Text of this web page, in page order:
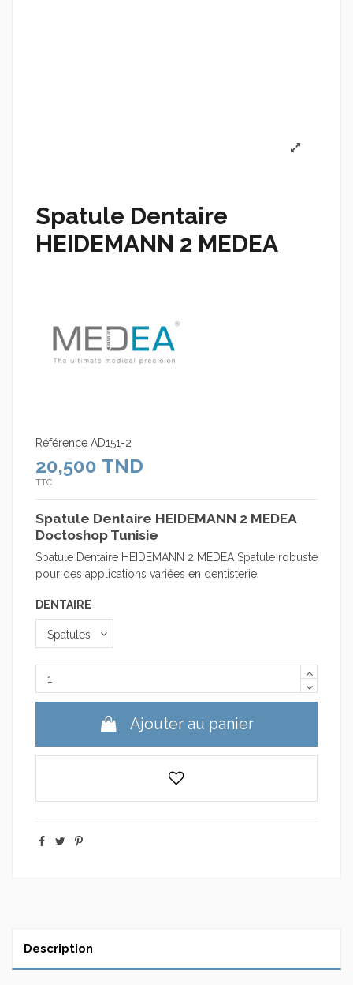
Spatule Dentaire
HEIDEMANN 2 MEDEA
Référence AD151-2
20,500 TND
TTC
Spatule Dentaire HEIDEMANN 2 MEDEA
Doctoshop Tunisie
Spatule Dentaire HEIDEMANN 2 MEDEA Spatule robuste
pour des applications variées en dentisterie.
DENTAIRE
Ajouter au panier
Description